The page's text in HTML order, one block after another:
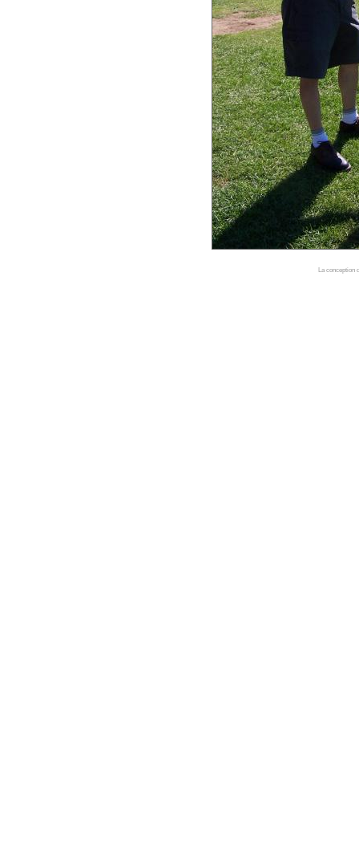
La conception